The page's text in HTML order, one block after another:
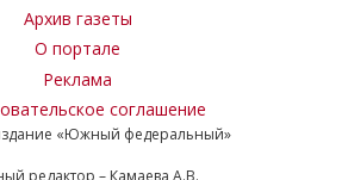
Архив газеты
О портале
Реклама
соглашение
«Южный федеральный»
редактор – Камаева А.В.